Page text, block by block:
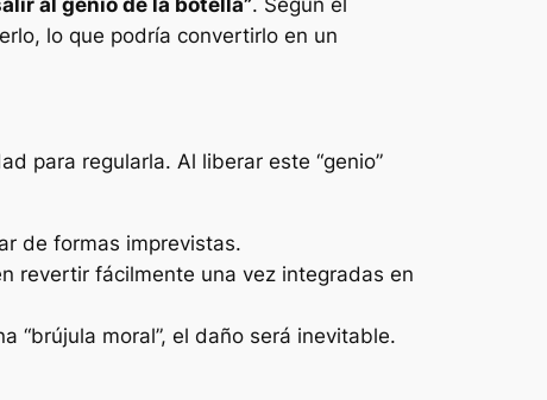
al genio de la botella”. Según el
lo que podría convertirlo en un
para regularla. Al liberar este “genio”
de formas imprevistas.
revertir fácilmente una vez integradas en
“brújula moral”, el daño será inevitable.